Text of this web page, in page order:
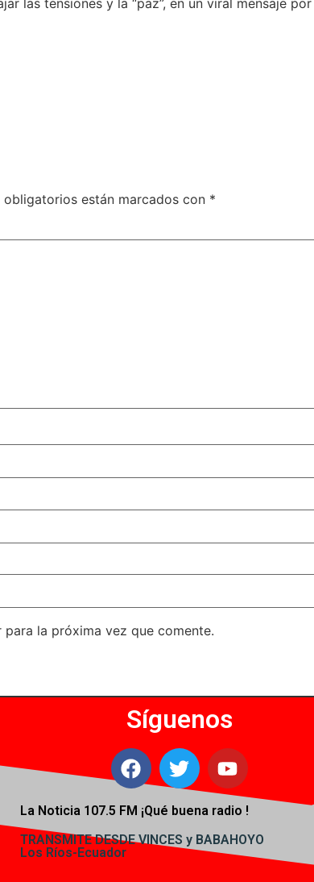
obligatorios están marcados con *
la próxima vez que comente.
Síguenos
La Noticia 107.5 FM ¡Qué buena radio !
TRANSMITE DESDE VINCES y BABAHOYO
Los Ríos-Ecuador